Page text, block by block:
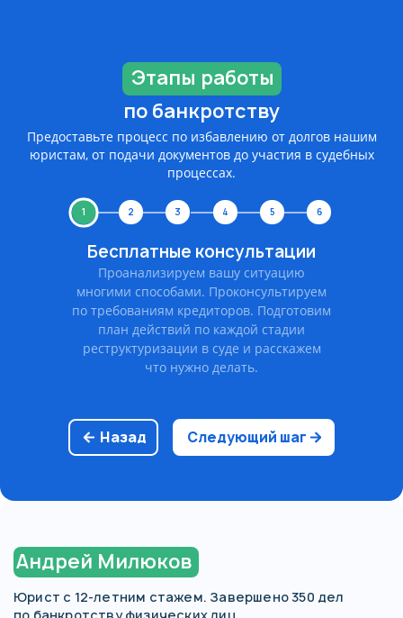
Этапы работы
по банкротству
Предоставьте процесс по избавлению от долгов нашим
юристам, от подачи документов до участия в судебных
процессах.
1 2 3 4 5 6
Бесплатные консультации
Проанализируем вашу ситуацию
многими способами. Проконсультируем
по требованиям кредиторов. Подготовим
план действий по каждой стадии
реструктуризации в суде и расскажем
что нужно делать.
Назад Следующий шаг
Андрей Милюков
Юрист с 12-летним стажем. Завершено 350 дел